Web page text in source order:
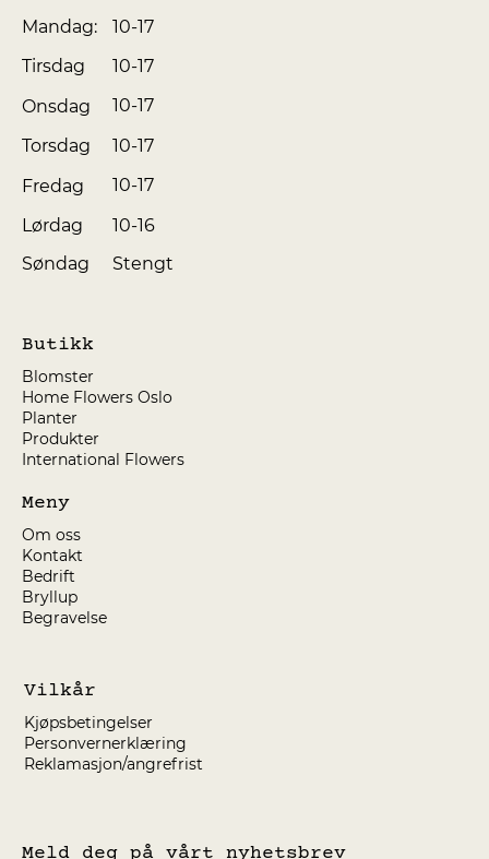
Blomster
Home Flowers Oslo
Planter
Produkter
International Flowers
Butikk
Meld deg på vårt nyhetsbrev
Mandag:
Tirsdag
Onsdag
Torsdag
Fredag
Lørdag
Søndag
10-17
10-17
10-17
10-17
10-17
10-16
Stengt
Om oss
Kontakt
Bedrift
Bryllup
Begravelse
Meny
Kjøpsbetingelser
Personvernerklæring
Reklamasjon/angrefrist
Vilkår